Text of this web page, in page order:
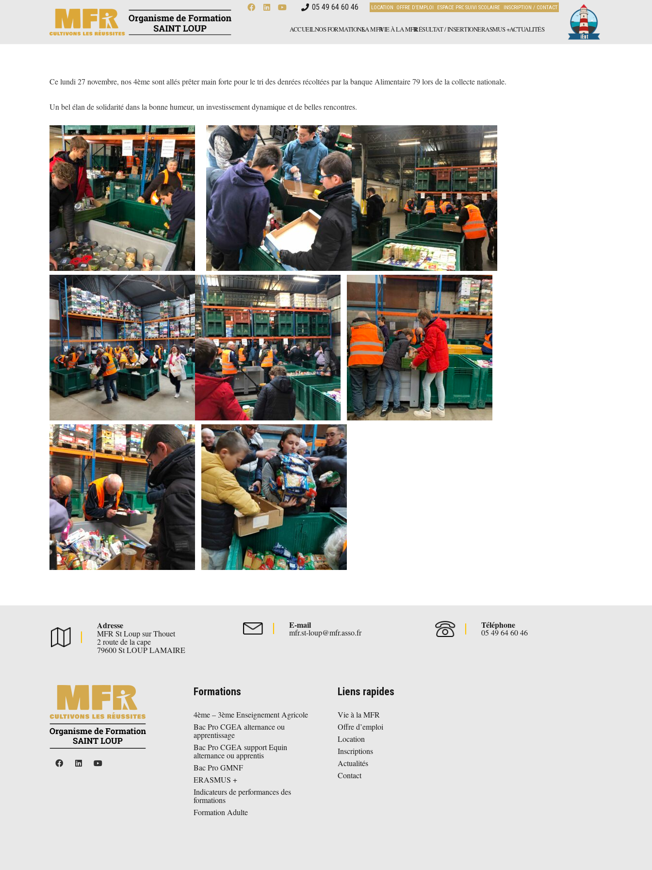
05 49 64 60 46 LOCATION OFFRE D’EMPLOI ESPACE PRO SUIVI SCOLAIRE INSCRIPTION / CONTACT
ACCUEILNOS FORMATIONSLA MFRVIE À LA MFRRÉSULTAT / INSERTIONERASMUS +ACTUALITÉS
Ce lundi 27 novembre, nos 4ème sont allés prêter main forte pour le tri des denrées récoltées par la banque Alimentaire 79 lors de la collecte nationale.
Un bel élan de solidarité dans la bonne humeur, un investissement dynamique et de belles rencontres.
Adresse
MFR St Loup sur Thouet
2 route de la cape
79600 St LOUP LAMAIRE
E-mail
mfr.st-loup@mfr.asso.fr
Téléphone
05 49 64 60 46
Formations
4ème – 3ème Enseignement Agricole
Bac Pro CGEA alternance ou
apprentissage
Bac Pro CGEA support Equin
alternance ou apprentis
Bac Pro GMNF
ERASMUS +
Indicateurs de performances des
formations
Formation Adulte
Liens rapides
Vie à la MFR
Offre d’emploi
Location
Inscriptions
Actualités
Contact